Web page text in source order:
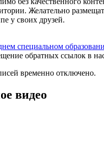
Желательно
у своих друзей.
специальном
обратных ссылок в
временно отключено.
видео